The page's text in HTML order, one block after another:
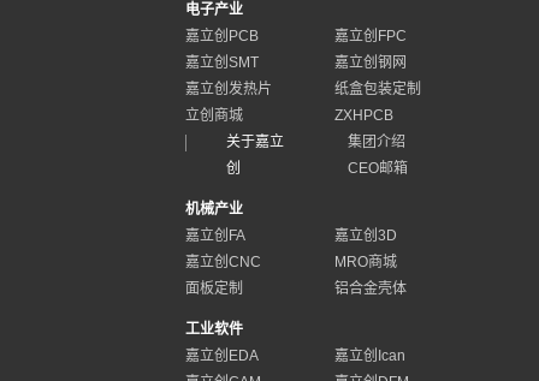
电子产业
嘉立创PCB
嘉立创FPC
嘉立创SMT
嘉立创钢网
嘉立创发热片
纸盒包装定制
立创商城
ZXHPCB
关于嘉立
创
集团介绍
CEO邮箱
机械产业
嘉立创FA
嘉立创3D
嘉立创CNC
MRO商城
面板定制
铝合金壳体
工业软件
嘉立创EDA
嘉立创Ican